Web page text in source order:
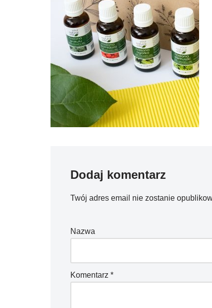
Dodaj komentarz
Twój adres email nie zostanie
Nazwa
Komentarz *